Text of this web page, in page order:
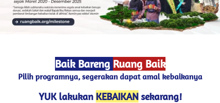
Baik Bareng Ruang Baik
Pilih programnya, segerakan dapat amal kebaikanya
YUK lakukan KEBAIKAN sekarang!